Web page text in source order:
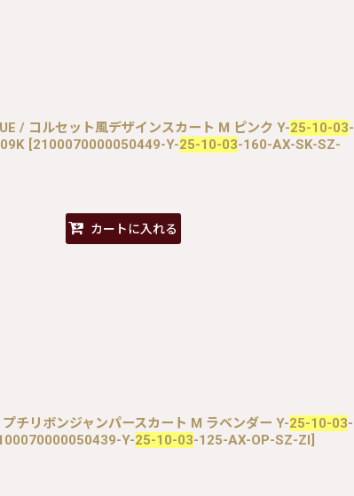
/ コルセット風デザインスカート M ピンク Y-25-10-03-
[2100070000050449-Y-25-10-03-160-AX-SK-SZ-
カートに入れる
チリボンジャンパースカート M ラベンダー Y-25-10-03-
Y-25-10-03-125-AX-OP-SZ-ZI]